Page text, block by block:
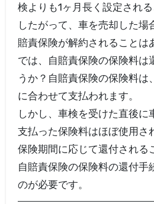
検よりも1ヶ月長く設定される
したがって、車を売却した場
賠責保険が解約されることは
では、自賠責保険の保険料は
うか？自賠責保険の保険料は
に合わせて支払われます。
しかし、車検を受けた直後に
支払った保険料はほぼ使用さ
保険期間に応じて還付される
自賠責保険の保険料の還付手
のが必要です。